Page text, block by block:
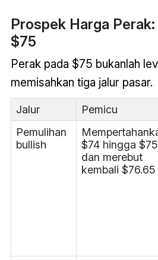
Prospek Harga
$75
Perak pada $75 bukanlah
memisahkan tiga jalur pasar.
Jalur Pemicu
Pemulihan
bullish
$74 hingga $75
dan merebut
kembali $76.65